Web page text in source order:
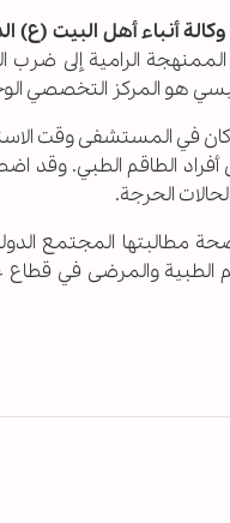
أنباء أهل البيت (ع)
الممنهجة الرامية إلى
هو المركز التخصصي
الحرجة.
مطالبتها المجتمع
الطبية والمرضى في قطاع